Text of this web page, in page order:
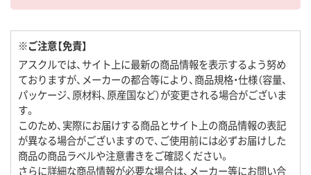
※ご注意【免責】
アスクルでは、サイト上に最新の商品情報を表示するよう努め
ておりますが、メーカーの都合等により、商品規格・仕様（容量、
パッケージ、原材料、原産国など）が変更される場合がございま
す。
このため、実際にお届けする商品とサイト上の商品情報の表記
が異なる場合がございますので、ご使用前には必ずお届けした
商品の商品ラベルや注意書きをご確認ください。
さらに詳細な商品情報が必要な場合は、メーカー等にお問い合